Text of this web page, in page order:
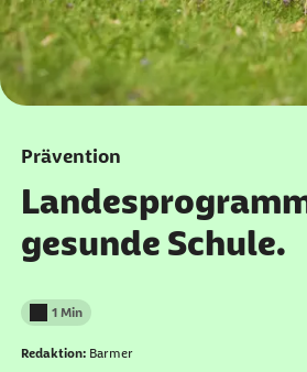
Prävention
gesunde Schule.
Lesedauer weniger als
1 Min
Redaktion: Barmer